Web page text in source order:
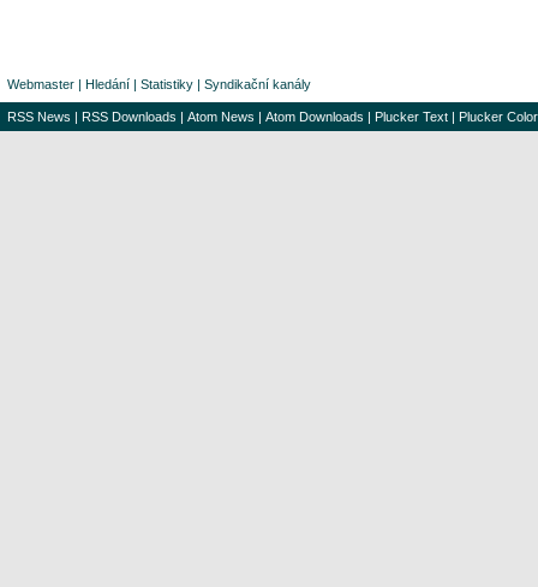
Webmaster | Hledání | Statistiky | Syndikační kanály
RSS News | RSS Downloads | Atom News | Atom Downloads | Plucker Text | Plucker Color